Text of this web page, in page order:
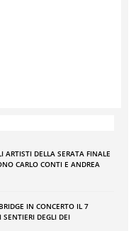
ARTISTI DELLA SERATA FINALE
CARLO CONTI E ANDREA
IN CONCERTO IL 7
SENTIERI DEGLI DEI